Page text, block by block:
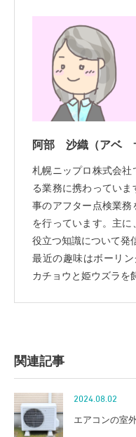
阿部 沙織 （アベ
札幌ニップロ株式会社
る業務に携わってい
事のアフター点検業務
を行っています。主に
役立つ知識について発
最近の趣味はボーリ
カチョウと姫ウズラを
関連記事
2024.08.02
エアコンの室